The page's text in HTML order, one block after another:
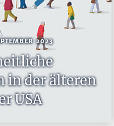
2023
in der älteren
USA